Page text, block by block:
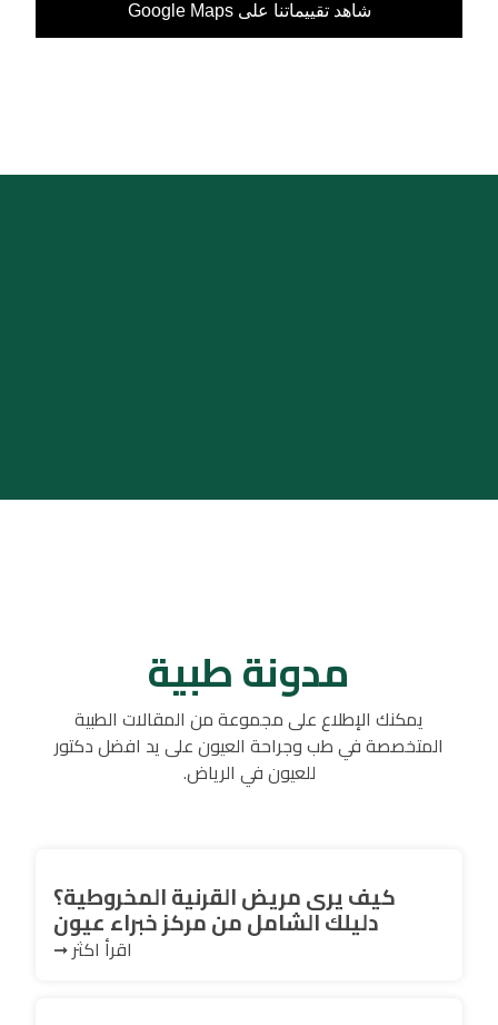
شاهد تقييماتنا على Google Maps
مدونة طبية
يمكنك الإطلاع على مجموعة من المقالات الطبية
المتخصصة في طب وجراحة العيون على يد افضل دكتور
للعيون في الرياض.
كيف يرى مريض القرنية المخروطية؟
دليلك الشامل من مركز خبراء عيون
اقرأ اكثر ➞